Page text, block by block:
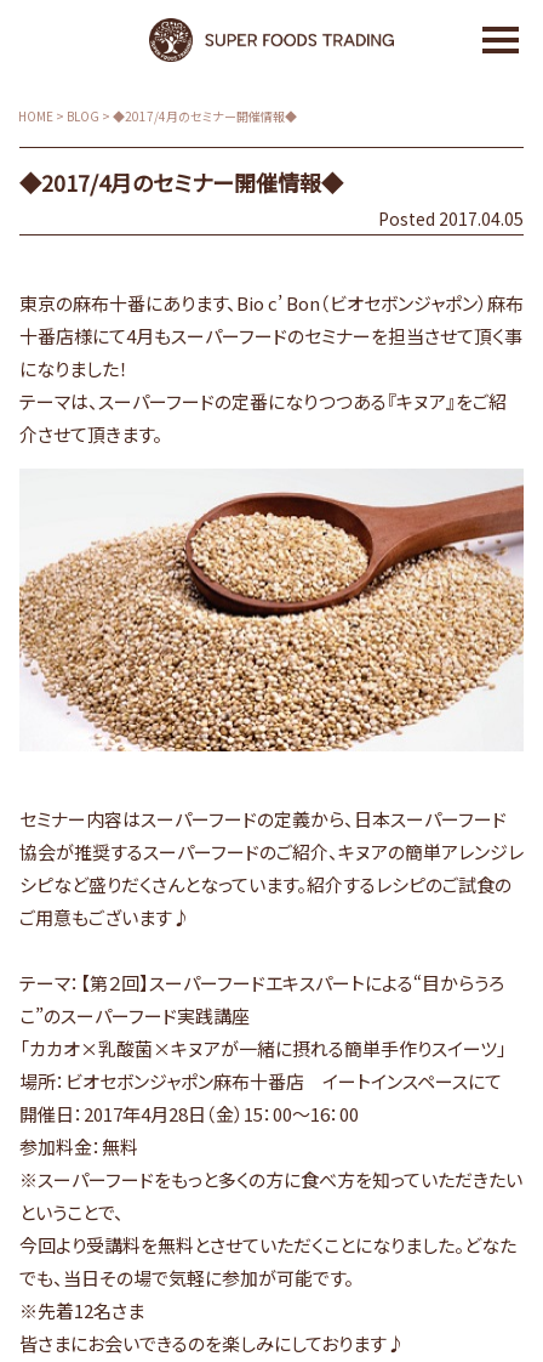
HOME > BLOG > ◆2017/4月のセミナー開催情報◆
◆2017/4月のセミナー開催情報◆
Posted 2017.04.05
東京の麻布十番にあります、Bio c’ Bon（ビオセボンジャポン）麻布
十番店様にて4月もスーパーフードのセミナーを担当させて頂く事
になりました！
テーマは、スーパーフードの定番になりつつある『キヌア』をご紹
介させて頂きます。
セミナー内容はスーパーフードの定義から、日本スーパーフード
協会が推奨するスーパーフードのご紹介、キヌアの簡単アレンジレ
シピなど盛りだくさんとなっています。紹介するレシピのご試食の
ご用意もございます♪
テーマ：【第２回】スーパーフードエキスパートによる“目からうろ
こ”のスーパーフード実践講座
「カカオ×乳酸菌×キヌアが一緒に摂れる簡単手作りスイーツ」
場所：ビオセボンジャポン麻布十番店 イートインスペースにて
開催日：2017年4月28日（金）15：00～16：00
参加料金：無料
※スーパーフードをもっと多くの方に食べ方を知っていただきたい
ということで、
今回より受講料を無料とさせていただくことになりました。どなた
でも、当日その場で気軽に参加が可能です。
※先着12名さま
皆さまにお会いできるのを楽しみにしております♪